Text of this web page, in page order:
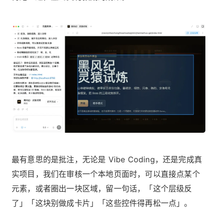
最有意思的是批注，无论是 Vibe Coding，还是完成真
实项目，我们在审核一个本地页面时，可以直接点某个
元素，或者圈出一块区域，留一句话，「这个层级反
了」「这块别做成卡片」「这些控件得再松一点」。